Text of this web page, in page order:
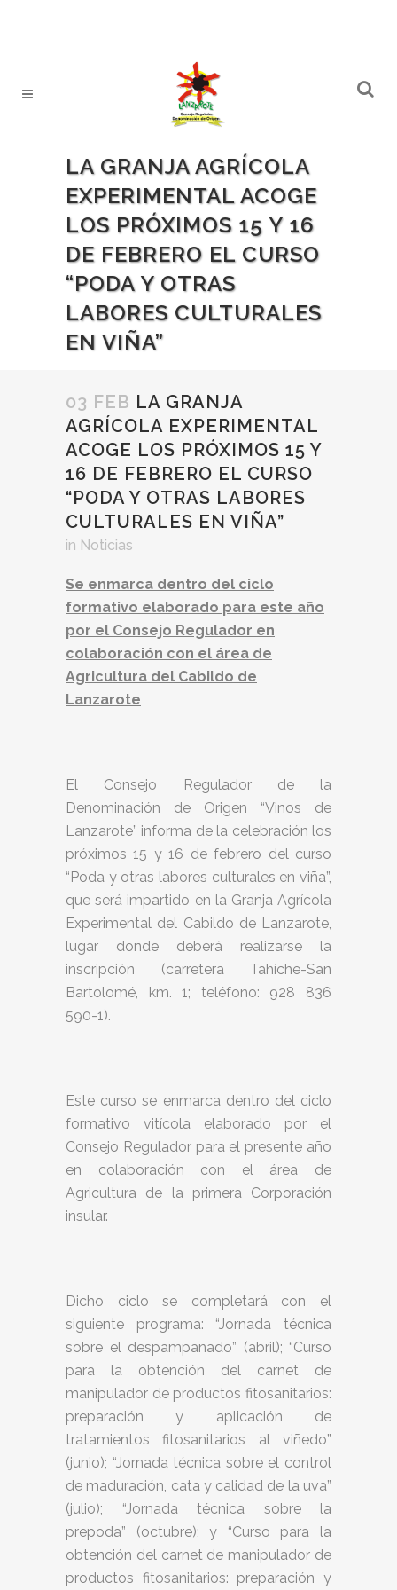
LA GRANJA AGRÍCOLA
EXPERIMENTAL ACOGE
LOS PRÓXIMOS 15 Y 16
DE FEBRERO EL CURSO
“PODA Y OTRAS
LABORES CULTURALES
EN VIÑA”
03 FEB LA GRANJA
AGRÍCOLA EXPERIMENTAL
ACOGE LOS PRÓXIMOS 15 Y
16 DE FEBRERO EL CURSO
“PODA Y OTRAS LABORES
CULTURALES EN VIÑA”
in Noticias
Se enmarca dentro del ciclo
formativo elaborado para este año
por el Consejo Regulador en
colaboración con el área de
Agricultura del Cabildo de
Lanzarote
El Consejo Regulador de la
Denominación de Origen “Vinos de
Lanzarote” informa de la celebración los
próximos 15 y 16 de febrero del curso
“Poda y otras labores culturales en viña”,
que será impartido en la Granja Agrícola
Experimental del Cabildo de Lanzarote,
lugar donde deberá realizarse la
inscripción (carretera Tahíche-San
Bartolomé, km. 1; teléfono: 928 836
590-1).
Este curso se enmarca dentro del ciclo
formativo vitícola elaborado por el
Consejo Regulador para el presente año
en colaboración con el área de
Agricultura de la primera Corporación
insular.
Dicho ciclo se completará con el
siguiente programa: “Jornada técnica
sobre el despampanado” (abril); “Curso
para la obtención del carnet de
manipulador de productos fitosanitarios:
preparación y aplicación de
tratamientos fitosanitarios al viñedo”
(junio); “Jornada técnica sobre el control
de maduración, cata y calidad de la uva”
(julio); “Jornada técnica sobre la
prepoda” (octubre); y “Curso para la
obtención del carnet de manipulador de
productos fitosanitarios: preparación y